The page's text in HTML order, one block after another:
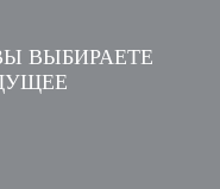
ВЫБИРАЕТЕ